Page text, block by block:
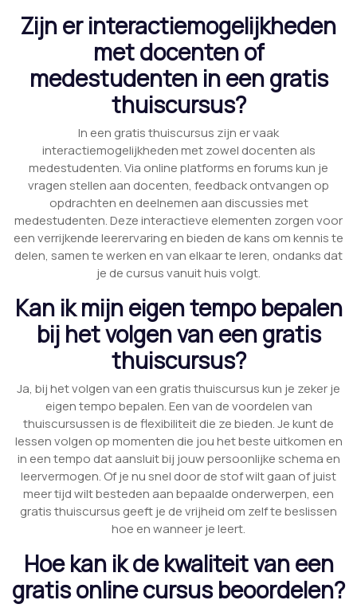
Zijn er interactiemogelijkheden
met docenten of
medestudenten in een gratis
thuiscursus?
In een gratis thuiscursus zijn er vaak
interactiemogelijkheden met zowel docenten als
medestudenten. Via online platforms en forums kun je
vragen stellen aan docenten, feedback ontvangen op
opdrachten en deelnemen aan discussies met
medestudenten. Deze interactieve elementen zorgen voor
een verrijkende leerervaring en bieden de kans om kennis te
delen, samen te werken en van elkaar te leren, ondanks dat
je de cursus vanuit huis volgt.
Kan ik mijn eigen tempo bepalen
bij het volgen van een gratis
thuiscursus?
Ja, bij het volgen van een gratis thuiscursus kun je zeker je
eigen tempo bepalen. Een van de voordelen van
thuiscursussen is de flexibiliteit die ze bieden. Je kunt de
lessen volgen op momenten die jou het beste uitkomen en
in een tempo dat aansluit bij jouw persoonlijke schema en
leervermogen. Of je nu snel door de stof wilt gaan of juist
meer tijd wilt besteden aan bepaalde onderwerpen, een
gratis thuiscursus geeft je de vrijheid om zelf te beslissen
hoe en wanneer je leert.
Hoe kan ik de kwaliteit van een
gratis online cursus beoordelen?